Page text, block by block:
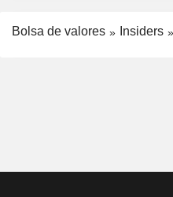
Bolsa de valores Insiders